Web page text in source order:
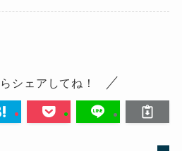
シェアしてね！